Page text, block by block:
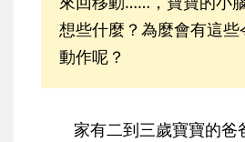
想些什麼？為麼會有這些
動作呢？
家有二到三歲寶寶的爸